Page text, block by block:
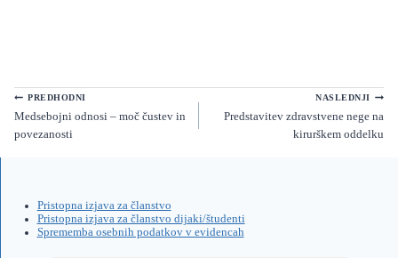
Navigacija
prispevka
PREDHODNI
Medsebojni odnosi – moč čustev in
povezanosti
NASLEDNJI
Predstavitev zdravstvene nege na
kirurškem oddelku
Pristopna izjava za članstvo
Pristopna izjava za članstvo dijaki/študenti
Sprememba osebnih podatkov v evidencah